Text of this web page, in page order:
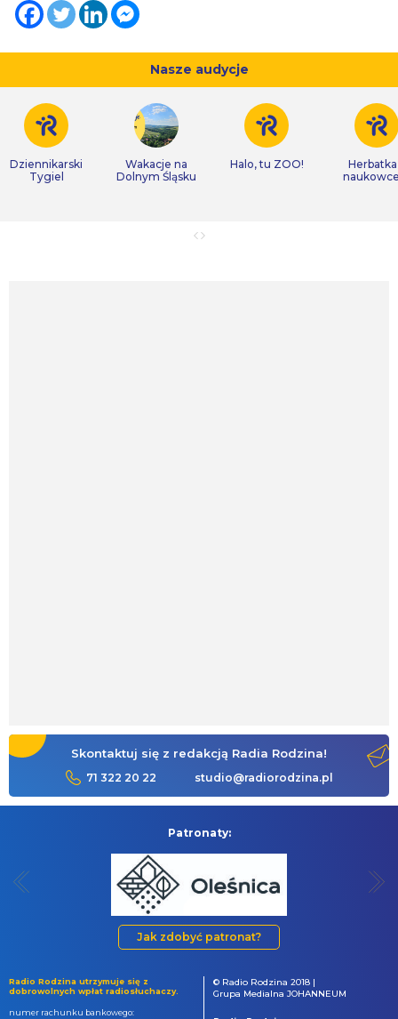
Nasze audycje
Dziennikarski
Tygiel
Wakacje na
Dolnym Śląsku
Halo, tu ZOO!
Skontaktuj się z redakcją Radia Rodzina!
71 322 20 22 studio@radiorodzina.pl
Patronaty:
Jak zdobyć patronat?
Radio Rodzina utrzymuje się z
dobrowolnych wpłat radiosłuchaczy.
numer rachunku bankowego:
© Radio Rodzina 2018 |
Grupa Medialna JOHANNEUM